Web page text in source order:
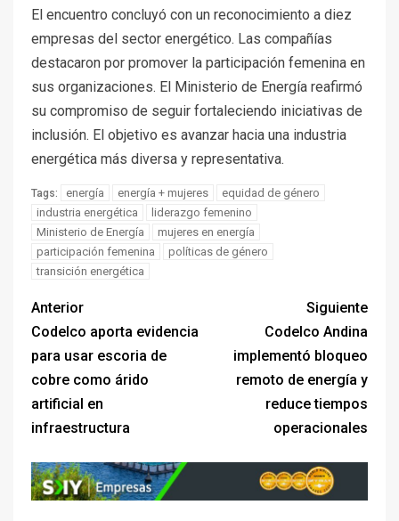
El encuentro concluyó con un reconocimiento a diez
empresas del sector energético. Las compañías
destacaron por promover la participación femenina en
sus organizaciones. El Ministerio de Energía reafirmó
su compromiso de seguir fortaleciendo iniciativas de
inclusión. El objetivo es avanzar hacia una industria
energética más diversa y representativa.
Tags: energía energía + mujeres
equidad de género
industria energética
liderazgo femenino
Ministerio de Energía
mujeres en energía
participación femenina
políticas de género
transición energética
Anterior
Codelco aporta evidencia
para usar escoria de
cobre como árido
artificial en
infraestructura
Siguiente
Codelco Andina
implementó bloqueo
remoto de energía y
reduce tiempos
operacionales